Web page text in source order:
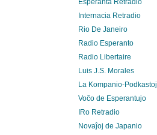
Internacia Retradio
Rio De Janeiro
Radio Esperanto
Radio Libertaire
Luis J.S. Morales
La Kompanio-Podkastoj
Voĉo de Esperantujo
IRo Retradio
Novaĵoj de Japanio